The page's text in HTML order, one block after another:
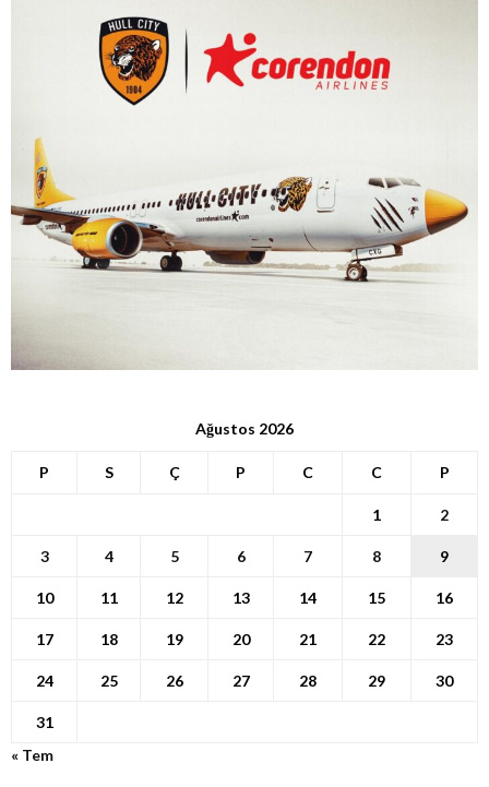
Ağustos 2026
P S Ç P C C P
1 2
3 4 5 6 7 8 9
10 11 12 13 14 15 16
17 18 19 20 21 22 23
24 25 26 27 28 29 30
31
« Tem